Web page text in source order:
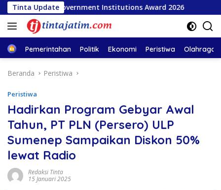
Langsung
ke
konten
Tinta Update
Government Institutions Award 2026 INSA
HomePemerintahan Politik Ekonomi Peristiwa Olahraga
Beranda Peristiwa
Peristiwa
Hadirkan Program Gebyar Awal
Tahun, PT PLN (Persero) ULP
Sumenep Sampaikan Diskon 50%
lewat Radio
Redaksi Tinta
15 Januari 2025